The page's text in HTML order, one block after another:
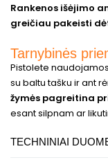
Rankenos išėjimo
greičiau pakeisti
Tarnybinės
Pistolete
su baltu tašku ir ant
žymės pagreitina
esant silpnam ar
TECHNINIAI